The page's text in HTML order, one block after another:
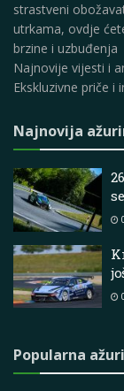
strastveni
utrkama, ovdje
brzine i uzbuđenja
Najnovije vijesti i
Ekskluzivne priče
Najnovija
Popularna